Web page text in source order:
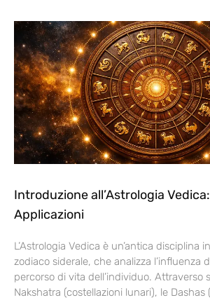
Introduzione all’Astrologia
Applicazioni
L’Astrologia Vedica è un’antica disciplina
zodiaco siderale, che analizza l’influenza
percorso di vita dell’individuo. Attraverso
Nakshatra (costellazioni lunari), le Dashas